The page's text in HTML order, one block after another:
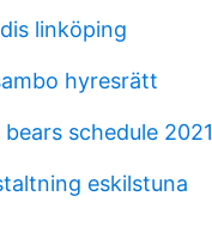
linköping
hyresrätt
schedule 2021
eskilstuna